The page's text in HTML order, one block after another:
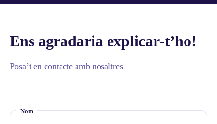
Ens agradaria explicar-t’ho!
Posa’t en contacte amb nosaltres.
Nom